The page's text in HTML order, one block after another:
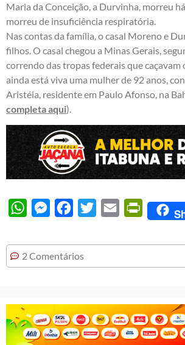
Maria da Conceição, a Durvinha, morreu
morreu de insuficiência respiratória.
Nas contas da família, o casal Moreno e
filhos. O casal chegou a Minas Gerais,
correndo das tropas federais que caçavam
ainda está viva uma mulher de 92 anos,
Aristéia, residente em Paulo Afonso, na
completa aqui).
WhatsAppMessengerFacebook
Twitter Email
2 Comentários